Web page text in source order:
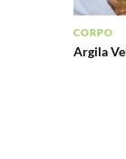
CORPO
Argila